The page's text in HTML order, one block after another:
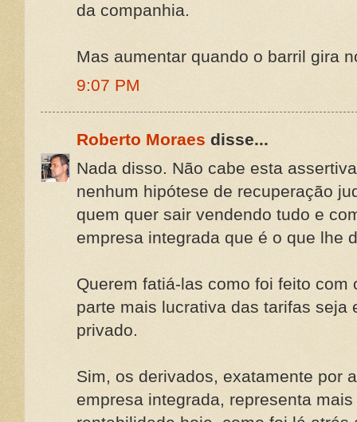
da companhia.
Mas aumentar quando o barril gira
9:07 PM
Roberto Moraes disse...
Nada disso. Não cabe esta
nenhum hipótese de recuperação
quem quer sair vendendo tudo e
empresa integrada que é o que lhe
Querem fatiá-las como foi feito com
parte mais lucrativa das tarifas seja
privado.
Sim, os derivados, exatamente por
empresa integrada, representa